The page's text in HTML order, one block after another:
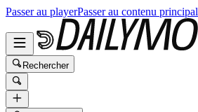
Passer au playerPasser au contenu principal
Rechercher